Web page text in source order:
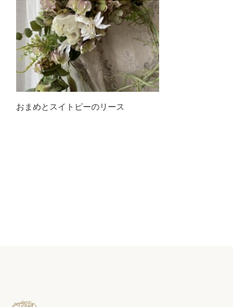
おまめとスイトピーのリース